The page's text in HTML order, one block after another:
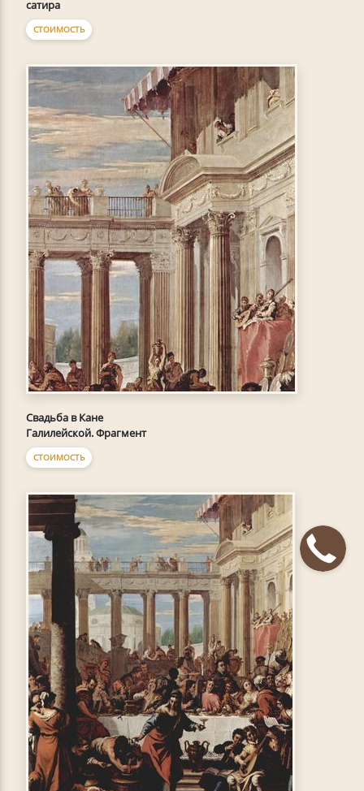
сатира
СТОИМОСТЬ
Свадьба в Кане
Галилейской. Фрагмент
СТОИМОСТЬ